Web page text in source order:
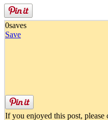
0saves
Save
If you enjoyed this post, please